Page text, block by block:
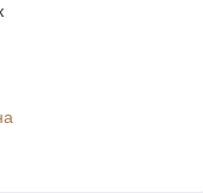
та зручного
рішення